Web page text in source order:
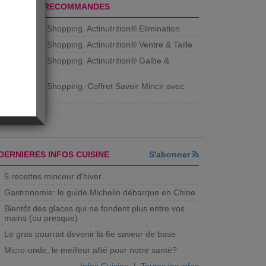
RECOMMANDES
Aujourdhui Shopping. Actinutrition® Elimination
Aujourdhui Shopping. Actinutrition® Ventre & Taille
Aujourdhui Shopping. Actinutrition® Galbe &
Aujourdhui Shopping. ​Coffret Savoir Mincir avec
INFOS CUISINE S'abonner
5 recettes minceur d'hiver
Gastronomie: le guide Michelin débarque en Chine
Bientôt des glaces qui ne fondent plus entre vos
mains (ou presque)
Le gras pourrait devenir la 6e saveur de base
Micro-onde, le meilleur allié pour notre santé?